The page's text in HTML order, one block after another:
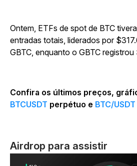
Ontem, ETFs de spot de BTC
entradas totais, liderados por
GBTC, enquanto o GBTC
Confira os últimos preços,
BTCUSDT perpétuo e BTC/USDT
Airdrop para assistir